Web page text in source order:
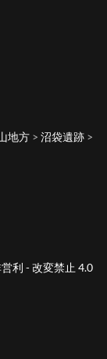
地方 > 沼袋遺跡 >
利 - 改変禁止 4.0